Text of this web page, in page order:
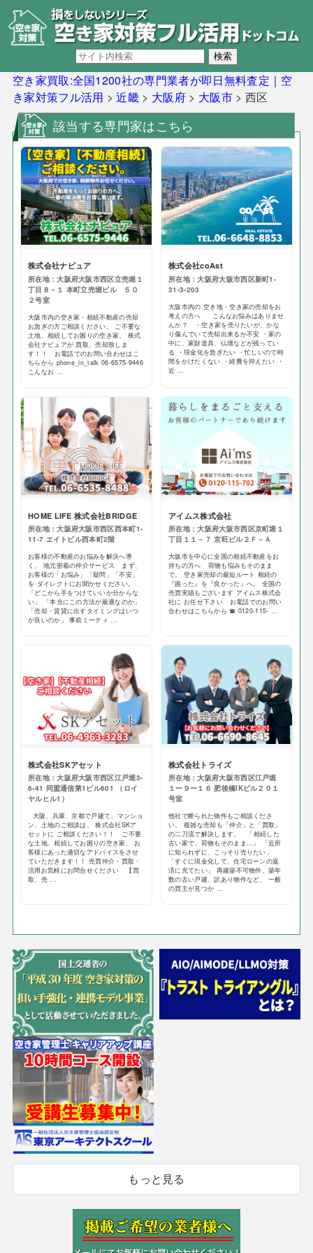
空き家買取:全国1200社の専門業者が即日無料査定｜空
き家対策フル活用 >近畿 > 大阪府 > 大阪市> 西区
該当する専門家はこちら
株式会社ナピュア
所在地：大阪府大阪市西区立売堀１
丁目８－１ 本町立売堀ビル ５０
２号室
大阪市内の空き家・相続不動産の売却
お急ぎの方ご相談ください。 ご不要な
土地、相続してお困りの空き家、 株式
会社ナピュアが 買取、売却致しま
す！！ お電話でのお問い合わせはこ
ちらから phone_in_talk 06-6575-9446
こんなお ...
株式会社coAst
所在地：大阪府大阪市西区新町1-
31-3-203
大阪市内の 空き地・空き家の売却をお
考えの方へ こんなお悩みはありませ
んか？ ・空き家を売りたいが、かな
り傷んでいて売却出来るか不安 ・家の
中に、家財道具、仏壇などが残ってい
る ・現金化を急ぎたい ・忙しいので時
間をかけたくない ・経費を抑えたい ・
近 ...
HOME LIFE 株式会社BRIDGE
所在地：大阪府大阪市西区西本町1-
11-7 エイトビル西本町2階
お客様の不動産のお悩みを解決へ導
く、 地元密着の仲介サービス まず、
お客様の「お悩み」「疑問」「不安」
を ダイレクトにお聞かせください。
「どこから手をつけていいか分からな
い」 「本当にこの方法が最適なのか」
「売却・賃貸に出すタイミングはいつ
が良いのか」 事前ミーティ ...
アイムス株式会社
所在地：大阪府大阪市西区京町堀１
丁目１１－７ 京旺ビル２Ｆ－Ａ
大阪市を中心に全国の相続不動産をお
持ちの方へ 荷物も悩みもそのまま
で。 空き家売却の最短ルート 相続の
『困った』を『良かった』へ。 全国の
売買実績もございます アイムス株式会
社に お任せ下さい お電話でのお問い
合わせはこちらから ☎ 0120-115- ...
株式会社SKアセット
所在地：大阪府大阪市西区江戸堀3-
6-41 同盟通信第1ビル601 （ロイ
ヤルヒル1）
大阪、兵庫、京都で戸建て、マンショ
ン、土地のご相談は、 株式会社SKア
セットに ご相談ください！！ ご不要
な土地、相続してお困りの空き家、 お
客様にあった適切なアドバイスをさせ
ていただきます！！ 売買仲介・買取・
活用お気軽にお問合せください 【買
取、売 ...
​株式会社トライズ
所在地：大阪府大阪市西区江戸堀
１ー９ー１６ ​肥後橋IKビル２０１
号室
他社で断られた物件もご相談くださ
い。 複雑な売却も「仲介」と「買取」
の二刀流で解決します。 「相続した
古い家で、荷物もそのまま…」 「近所
に知られずに、こっそり売りたい」
「すぐに現金化して、住宅ローンの返
済に充てたい」 再建築不可物件、築年
数の古い戸建、訳あり物件など、 一般
の買主が見つか ...
もっと見る